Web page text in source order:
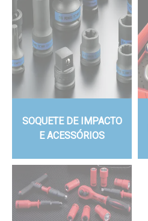
SOQUETE DE IMPACTO
E ACESSÓRIOS